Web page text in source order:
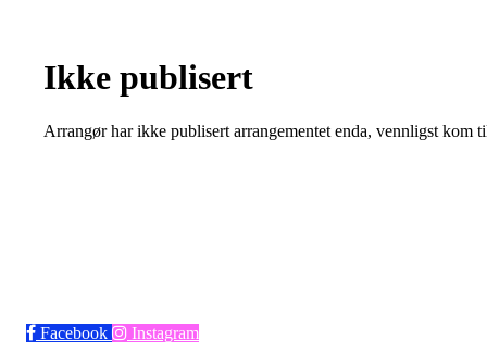
Ikke publisert
Arrangør har ikke publisert arrangementet enda, vennligst kom
Facebook Instagram